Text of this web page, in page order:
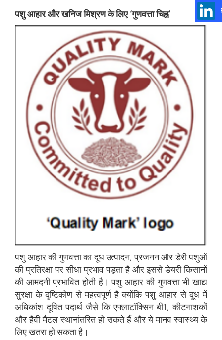
पशु आहार और खनिज मिश्रण के लिए ‘गुणवत्ता चिह्न’
पशु आहार की गुणवत्ता का दूध उत्पादन, प्रजनन और डेरी पशुओं
की प्रतिरक्षा पर सीधा प्रभाव पड़ता है और इससे डेयरी किसानों
की आमदनी प्रभावित होती है। पशु आहार की गुणवत्ता भी खाद्य
सुरक्षा के दृष्टिकोण से महत्वपूर्ण है क्योंकि पशु आहार से दूध में
अधिकांश दूषित पदार्थ जैसे कि एफ्लाटॉक्सिन बी1, कीटनाशकों
और हैवी मैटल स्थानांतरित हो सकते हैं और ये मानव स्वास्थ्य के
लिए खतरा हो सकता है।